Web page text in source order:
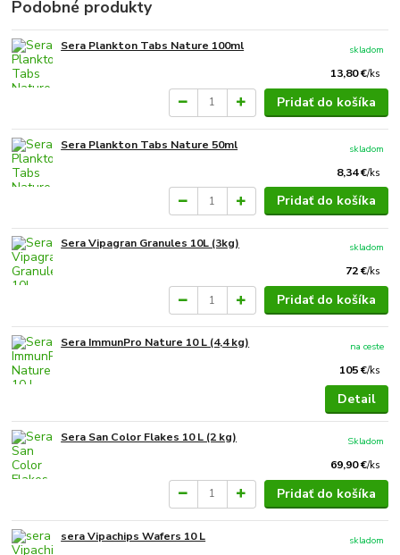
Podobné produkty
Sera Plankton Tabs Nature 100ml
13,80 €/ks
skladom
Pridať do košíka
Sera Plankton Tabs Nature 50ml
8,34 €/ks
skladom
Pridať do košíka
Sera Vipagran Granules 10L (3kg)
72 €/ks
skladom
Pridať do košíka
Sera ImmunPro Nature 10 L (4,4 kg)
105 €/ks
na ceste
Detail
Sera San Color Flakes 10 L (2 kg)
69,90 €/ks
Skladom
Pridať do košíka
sera Vipachips Wafers 10 L
skladom